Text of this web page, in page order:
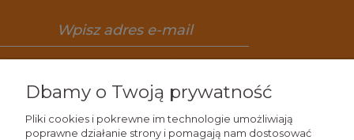
Dbamy o Twoją prywatność
Pliki cookies i pokrewne im technologie umożliwiają
poprawne działanie strony i pomagają nam dostosować